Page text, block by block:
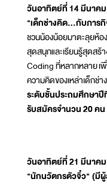
วันอาทิตย์ที่ 14 มีนาค
"เด็กช่างคิด...กับภารกิ
ชวนน้องน้อยมาตะลุยห้
สุดสนุกและเรียนรู้สุดสร้
Coding ที่หลากหลาย
ความคิดของเหล่าเด็กช่
ระดับชั้นประถมศึกษา
รับสมัครจำนวน 20 คน
วันอาทิตย์ที่ 21 มีนาค
"นักนวัตกรตัวจิ๋ว" (มี